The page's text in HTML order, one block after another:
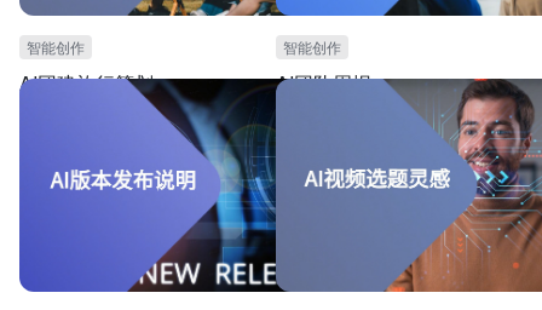
智能创作
AI团建旅行策划
本模板可用于团建策划人员，进行团建策划的场
景。提供AI生成团建旅行策划方案的指令和功能，
可根据不同的团建需求，自动生成团建活动策划方
案。可大幅度提高生成效率。
智能创作
AI团队周报
本模板可用于团队管理，特别是需要对
进行总结的场景。可根据每周项目工作
动总结每周工作重点。可大幅度提高团
率，推进团队工作进度。